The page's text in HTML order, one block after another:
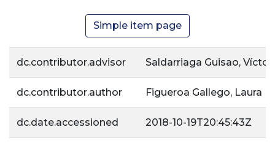
Simple item page
dc.contributor.advisor Saldarriaga Guisao,
dc.contributor.author Figueroa Gallego, Laura
dc.date.accessioned 2018-10-19T20:45:43Z